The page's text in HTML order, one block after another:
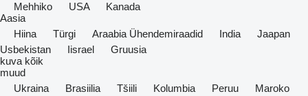
Mehhiko
USA
Kanada
Aasia
Hiina
Türgi Araabia Ühendemiraadid India
Jaapan
Usbekistan
Iisrael
Gruusia
kuva kõik
muud
Ukraina
Brasiilia Tšiili Kolumbia Peruu
Maroko